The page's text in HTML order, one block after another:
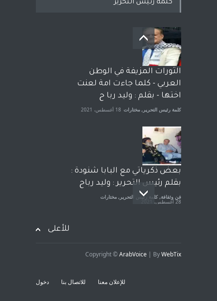
بعد معارك قضائية طاحنة كتب
وترافع فيها بنفسه مرة اخرى..
الشيخ طارق يوسف يقهر
الحكومة الأمريكية ، فأعطوه
الجنسية عن يد وهم صاغرون،
آراء حرة مختارات 7 أبريل، 2023
كلمة رئيس التحرير
الثورات المزيفة في الوطن
العربي - كلما جاءت امة لعنت
اختها - بقلم : وليد ربا ح
كلمة رئيس التحرير , مختارات 18 أغسطس، 2021
بعض ذكرياتي مع البابا شنودة :
بقلم رئيس التحرير : وليد رباح
فن وثقافة, كلمة رئيس التحرير , مختارات
28 أغسطس، 2021
للأعلى
Copyright ©ArabVoice | ByWebTix
للإعلان معنا للاتصال بنا دخول